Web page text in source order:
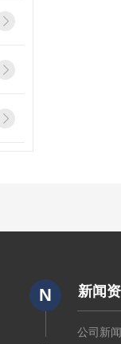
N 新闻
公司新